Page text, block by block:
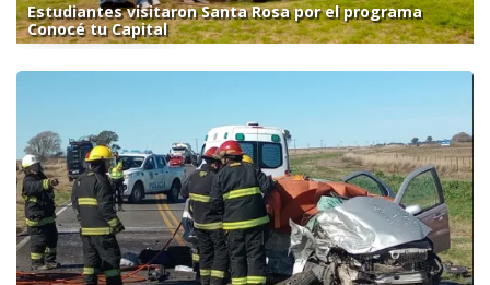
Estudiantes visitaron Santa Rosa por el programa
Conocé tu Capital